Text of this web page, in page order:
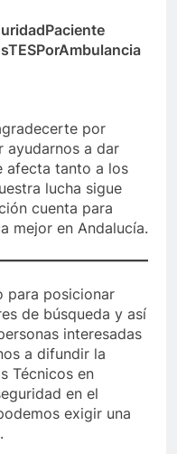
por
ayudarnos a dar
afecta tanto a los
lucha sigue
cuenta para
mejor en Andalucía.
para posicionar
de búsqueda y así
interesadas
a difundir la
Técnicos en
en el
exigir una